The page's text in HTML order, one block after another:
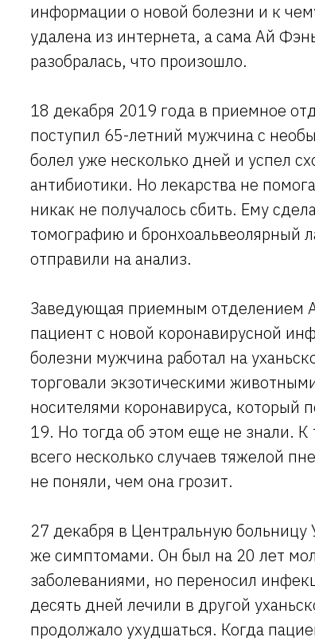
информации о новой болезни и к
удалена из интернета, а сама Ай
разобралась, что произошло.
18 декабря 2019 года в приемное
поступил 65-летний мужчина с
болел уже несколько дней и успел
антибиотики. Но лекарства не
никак не получалось сбить. Ему
томографию и бронхоальвеолярный
отправили на анализ.
Заведующая приемным отделением
пациент с новой коронавирусной
болезни мужчина работал на
торговали экзотическими
носителями коронавируса, который
19. Но тогда об этом еще не знали.
всего несколько случаев тяжелой
не поняли, чем она грозит.
27 декабря в Центральную больницу
же симптомами. Он был на 20 лет
заболеваниями, но переносил
десять дней лечили в другой
продолжало ухудшаться. Когда